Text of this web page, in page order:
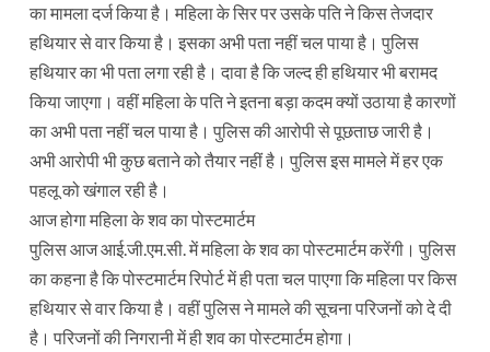
का मामला दर्ज किया है। महिला के सिर पर उसके पति ने किस तेजदार
हथियार से वार किया है। इसका अभी पता नहीं चल पाया है। पुलिस
हथियार का भी पता लगा रही है। दावा है कि जल्द ही हथियार भी बरामद
किया जाएगा। वहीं महिला के पति ने इतना बड़ा कदम क्यों उठाया है कारणों
का अभी पता नहीं चल पाया है। पुलिस की आरोपी से पूछताछ जारी है।
अभी आरोपी भी कुछ बताने को तैयार नहीं है। पुलिस इस मामले में हर एक
पहलू को खंगाल रही है।
आज होगा महिला के शव का पोस्टमार्टम
पुलिस आज आई.जी.एम.सी. में महिला के शव का पोस्टमार्टम करेंगी। पुलिस
का कहना है कि पोस्टमार्टम रिपोर्ट में ही पता चल पाएगा कि महिला पर किस
हथियार से वार किया है। वहीं पुलिस ने मामले की सूचना परिजनों को दे दी
है। परिजनों की निगरानी में ही शव का पोस्टमार्टम होगा।